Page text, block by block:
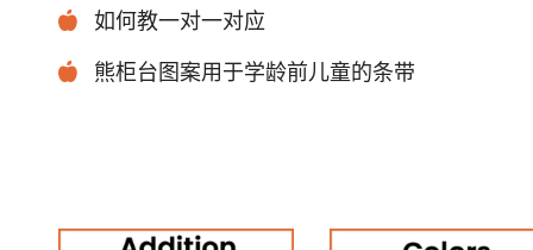
如何教一对一对应
熊柜台图案用于学龄前儿童的条带